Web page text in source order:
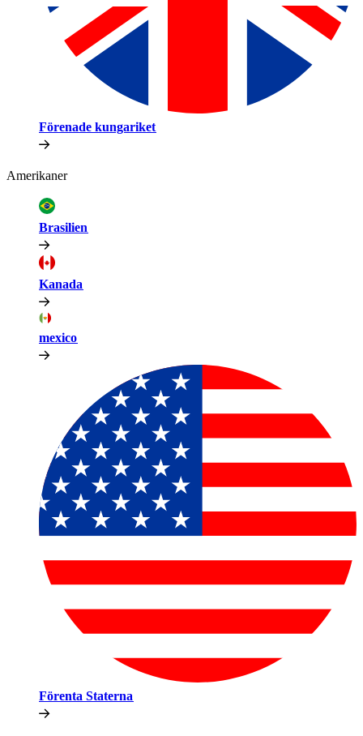
Förenade kungariket​​
Amerikaner​​
Brasilien​​
Kanada​​
mexico​​
Förenta Staterna​​